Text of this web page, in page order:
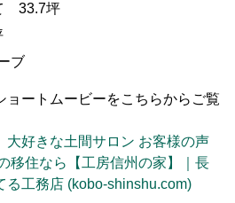
33.7坪
ブ
ョートムービーをこちらからご覧
大好きな土間サロン お客様の声
移住なら【工房信州の家】｜長
る工務店 (kobo-shinshu.com)